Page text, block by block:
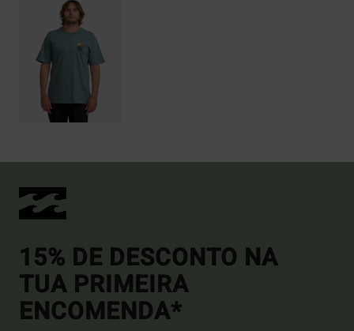
15% DE DESCONTO NA
TUA PRIMEIRA
ENCOMENDA*